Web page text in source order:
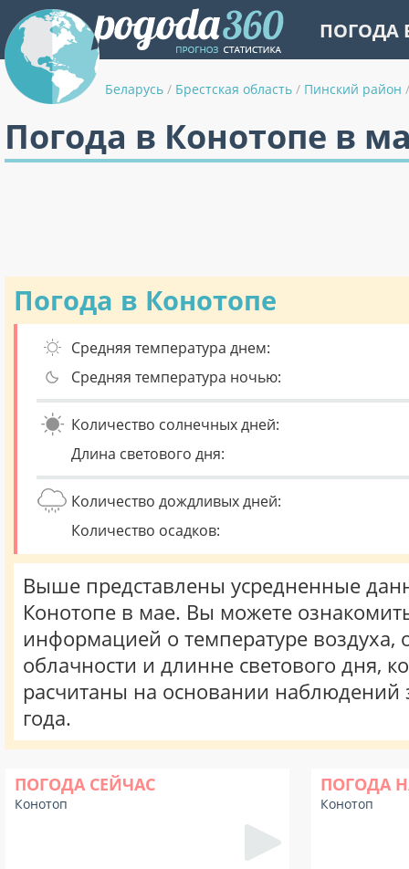
ПОГОДА
Беларусь / Брестская область / Пинский район /
Погода в Конотопе в
Погода в Конотопе
Средняя температура днем:
Средняя температура ночью:
Количество солнечных дней:
Длина светового дня:
Количество дождливых дней:
Количество осадков:
Выше представлены усредненные
Конотопе в мае. Вы можете
информацией о температуре воздуха,
облачности и длинне светового дня,
расчитаны на основании наблюдений
года.
ПОГОДА СЕЙЧАС
Конотоп
ПОГОДА
Конотоп